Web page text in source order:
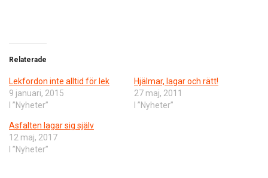
Relaterade
Lekfordon inte alltid för lek
9 januari, 2015
I ”Nyheter”
Hjälmar, lagar och rätt!
27 maj, 2011
I ”Nyheter”
Asfalten lagar sig själv
12 maj, 2017
I ”Nyheter”